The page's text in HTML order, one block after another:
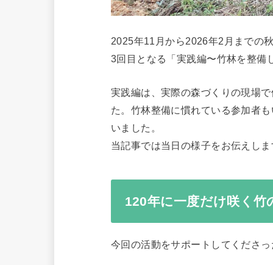
2025年11月から2026年2月までの
3回目となる「実践編〜竹林を整備
実践編は、実際の森づくりの現場
た。竹林整備に慣れている参加者
いました。
当記事では当日の様子をお伝えし
120年に一度だけ咲く
今回の活動をサポートしてくださ